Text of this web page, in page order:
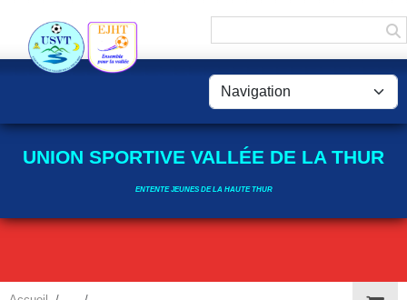
UNION SPORTIVE VALLÉE DE LA THUR
ENTENTE JEUNES DE LA HAUTE THUR